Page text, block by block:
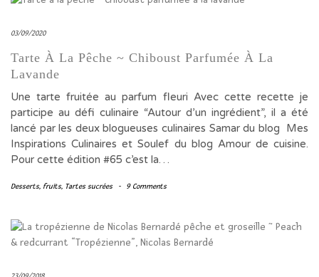
03/09/2020
Tarte À La Pêche ~ Chiboust Parfumée À La
Lavande
Une tarte fruitée au parfum fleuri Avec cette recette je
participe au défi culinaire “Autour d’un ingrédient”, il a été
lancé par les deux blogueuses culinaires Samar du blog Mes
Inspirations Culinaires et Soulef du blog Amour de cuisine.
Pour cette édition #65 c’est la…
Desserts, fruits, Tartes sucrées - 9 Comments